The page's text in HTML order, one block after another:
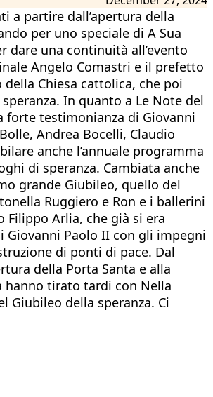
a partire dall’apertura della
per uno speciale di A Sua
dare una continuità all’evento
Angelo Comastri e il prefetto
Chiesa cattolica, che poi
In quanto a Le Note del
forte testimonianza di Giovanni
Andrea Bocelli, Claudio
anche l’annuale programma
di speranza. Cambiata anche
grande Giubileo, quello del
Ruggiero e Ron e i ballerini
Filippo Arlia, che già si era
Paolo II con gli impegni
di ponti di pace. Dal
della Porta Santa e alla
hanno tirato tardi con Nella
Giubileo della speranza. Ci